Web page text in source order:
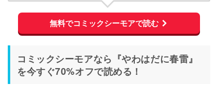
無料でコミックシーモアで読む
コミックシーモアなら『やわはだに春雷』
を今すぐ70%オフで読める！